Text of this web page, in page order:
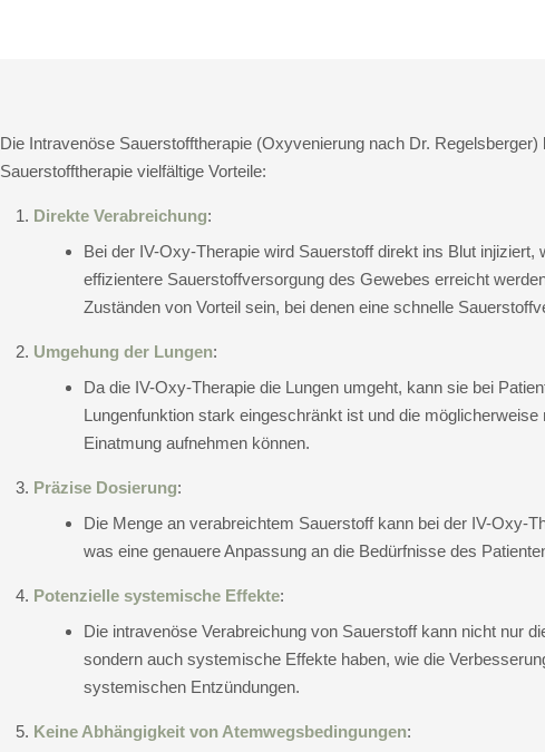
Die Intravenöse Sauerstofftherapie (Oxyvenierung nach Dr.
Sauerstofftherapie vielfältige Vorteile:
Direkte Verabreichung:
Bei der IV-Oxy-Therapie wird Sauerstoff direkt ins Blut injiziert,
effizientere Sauerstoffversorgung des Gewebes erreicht
Zuständen von Vorteil sein, bei denen eine schnelle
Umgehung der Lungen:
Da die IV-Oxy-Therapie die Lungen umgeht, kann sie bei
Lungenfunktion stark eingeschränkt ist und die
Einatmung aufnehmen können.
Präzise Dosierung:
Die Menge an verabreichtem Sauerstoff kann bei der IV-Oxy-
was eine genauere Anpassung an die Bedürfnisse des
Potenzielle systemische Effekte:
Die intravenöse Verabreichung von Sauerstoff kann nicht nur
sondern auch systemische Effekte haben, wie die
systemischen Entzündungen.
Keine Abhängigkeit von Atemwegsbedingungen: